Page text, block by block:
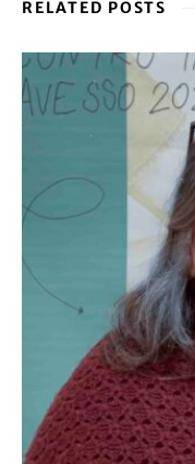
RELATED POSTS